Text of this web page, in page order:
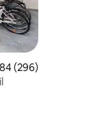
hinnang
(296)